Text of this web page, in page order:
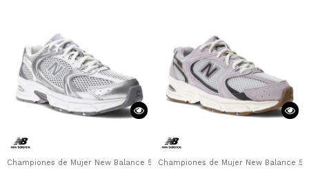
Championes de Mujer New Balance 530 New Balance - Gris Metalizado
Championes de Mujer New Balance